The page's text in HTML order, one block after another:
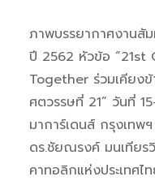
ภาพบรรยากาศงานสั
ปี 2562 หัวข้อ “21st
Together ร่วมเคียง
ศตวรรษที่ 21” วันที่
มาการ์เดนส์ กรุงเทพ
ดร.ชัยณรงค์ มนเทียร
คาทอลิกแห่งประเทศ